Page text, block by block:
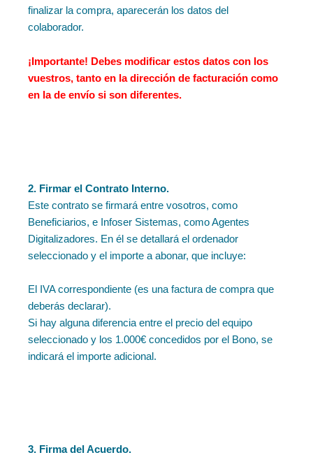
finalizar la compra, aparecerán los datos del
colaborador.
¡Importante! Debes modificar estos datos con los
vuestros, tanto en la dirección de facturación como
en la de envío si son diferentes.
2. Firmar el Contrato Interno.
Este contrato se firmará entre vosotros, como
Beneficiarios, e Infoser Sistemas, como Agentes
Digitalizadores. En él se detallará el ordenador
seleccionado y el importe a abonar, que incluye:
El IVA correspondiente (es una factura de compra que
deberás declarar).
Si hay alguna diferencia entre el precio del equipo
seleccionado y los 1.000€ concedidos por el Bono, se
indicará el importe adicional.
3. Firma del Acuerdo.